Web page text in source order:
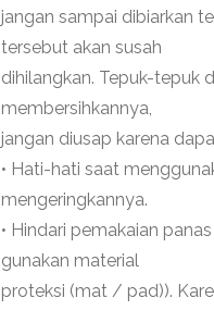
jangan sampai dibiarkan
tersebut akan susah
dihilangkan. Tepuk-tepuk
membersihkannya,
jangan diusap karena
• Hati-hati saat
mengeringkannya.
• Hindari pemakaian
gunakan material
proteksi (mat / pad)).